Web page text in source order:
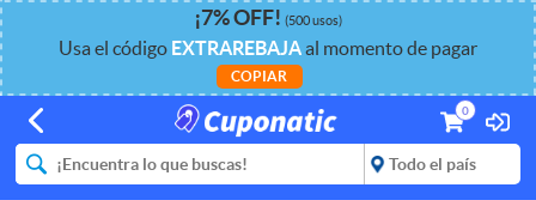
¡7%OFF! (500 usos)
Usa el código EXTRAREBAJAal momento de pagar
COPIAR
0